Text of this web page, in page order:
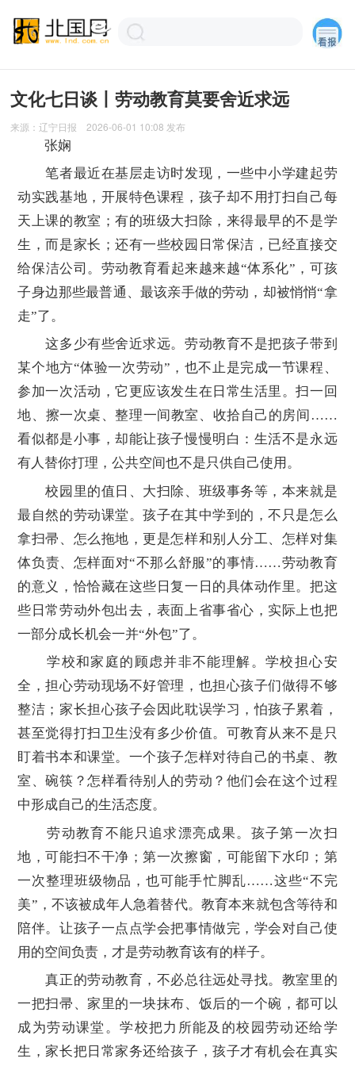
文化七日谈丨劳动教育莫要舍近求远
来源：辽宁日报 2026-06-01 10:08 发布
张娴
笔者最近在基层走访时发现，一些中小学建起劳
动实践基地，开展特色课程，孩子却不用打扫自己每
天上课的教室；有的班级大扫除，来得最早的不是学
生，而是家长；还有一些校园日常保洁，已经直接交
给保洁公司。劳动教育看起来越来越“体系化”，可孩
子身边那些最普通、最该亲手做的劳动，却被悄悄“拿
走”了。
这多少有些舍近求远。劳动教育不是把孩子带到
某个地方“体验一次劳动”，也不止是完成一节课程、
参加一次活动，它更应该发生在日常生活里。扫一回
地、擦一次桌、整理一间教室、收拾自己的房间……
看似都是小事，却能让孩子慢慢明白：生活不是永远
有人替你打理，公共空间也不是只供自己使用。
校园里的值日、大扫除、班级事务等，本来就是
最自然的劳动课堂。孩子在其中学到的，不只是怎么
拿扫帚、怎么拖地，更是怎样和别人分工、怎样对集
体负责、怎样面对“不那么舒服”的事情……劳动教育
的意义，恰恰藏在这些日复一日的具体动作里。把这
些日常劳动外包出去，表面上省事省心，实际上也把
一部分成长机会一并“外包”了。
学校和家庭的顾虑并非不能理解。学校担心安
全，担心劳动现场不好管理，也担心孩子们做得不够
整洁；家长担心孩子会因此耽误学习，怕孩子累着，
甚至觉得打扫卫生没有多少价值。可教育从来不是只
盯着书本和课堂。一个孩子怎样对待自己的书桌、教
室、碗筷？怎样看待别人的劳动？他们会在这个过程
中形成自己的生活态度。
劳动教育不能只追求漂亮成果。孩子第一次扫
地，可能扫不干净；第一次擦窗，可能留下水印；第
一次整理班级物品，也可能手忙脚乱……这些“不完
美”，不该被成年人急着替代。教育本来就包含等待和
陪伴。让孩子一点点学会把事情做完，学会对自己使
用的空间负责，才是劳动教育该有的样子。
真正的劳动教育，不必总往远处寻找。教室里的
一把扫帚、家里的一块抹布、饭后的一个碗，都可以
成为劳动课堂。学校把力所能及的校园劳动还给学
生，家长把日常家务还给孩子，孩子才有机会在真实